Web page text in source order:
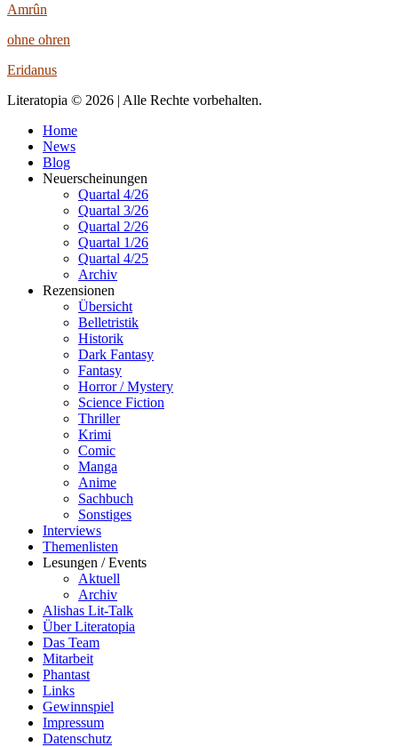
Amrûn
ohne ohren
Eridanus
Literatopia © 2026 | Alle Rechte vorbehalten.
Home
News
Blog
Neuerscheinungen
Quartal 4/26
Quartal 3/26
Quartal 2/26
Quartal 1/26
Quartal 4/25
Archiv
Rezensionen
Übersicht
Belletristik
Historik
Dark Fantasy
Fantasy
Horror / Mystery
Science Fiction
Thriller
Krimi
Comic
Manga
Anime
Sachbuch
Sonstiges
Interviews
Themenlisten
Lesungen / Events
Aktuell
Archiv
Alishas Lit-Talk
Über Literatopia
Das Team
Mitarbeit
Phantast
Links
Gewinnspiel
Impressum
Datenschutz